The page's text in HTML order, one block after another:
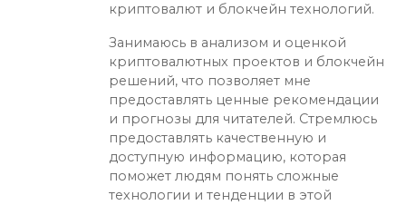
криптовалют и блокчейн технологий.
Занимаюсь в анализом и оценкой
криптовалютных проектов и блокчейн
решений, что позволяет мне
предоставлять ценные рекомендации
и прогнозы для читателей. Стремлюсь
предоставлять качественную и
доступную информацию, которая
поможет людям понять сложные
технологии и тенденции в этой